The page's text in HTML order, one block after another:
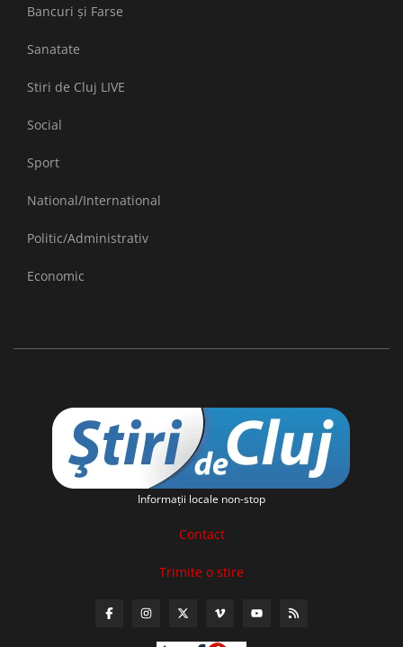
Bancuri și Farse
Sanatate
Stiri de Cluj LIVE
Social
Sport
National/International
Politic/Administrativ
Economic
Informaţii locale non-stop
Contact
Trimite o stire